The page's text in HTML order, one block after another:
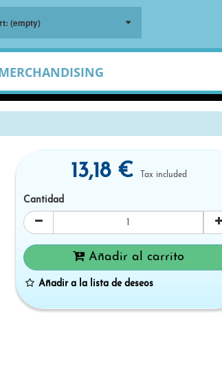
(empty)
13,18 € Tax included
Cantidad
Añadir al carrito
Añadir a la lista de deseos